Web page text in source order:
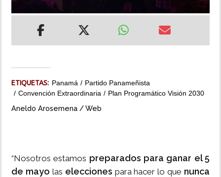
IMPRESO
ETIQUETAS: Panamá
Partido Panameñista
Convención Extraordinaria
Plan Programático Visión 2030
Aneldo Arosemena / Web
“Nosotros estamos preparados para ganar el 5
de mayo las elecciones para hacer lo que nunca